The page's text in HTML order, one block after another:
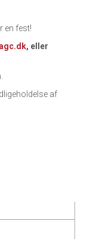
en fest!
, eller
af